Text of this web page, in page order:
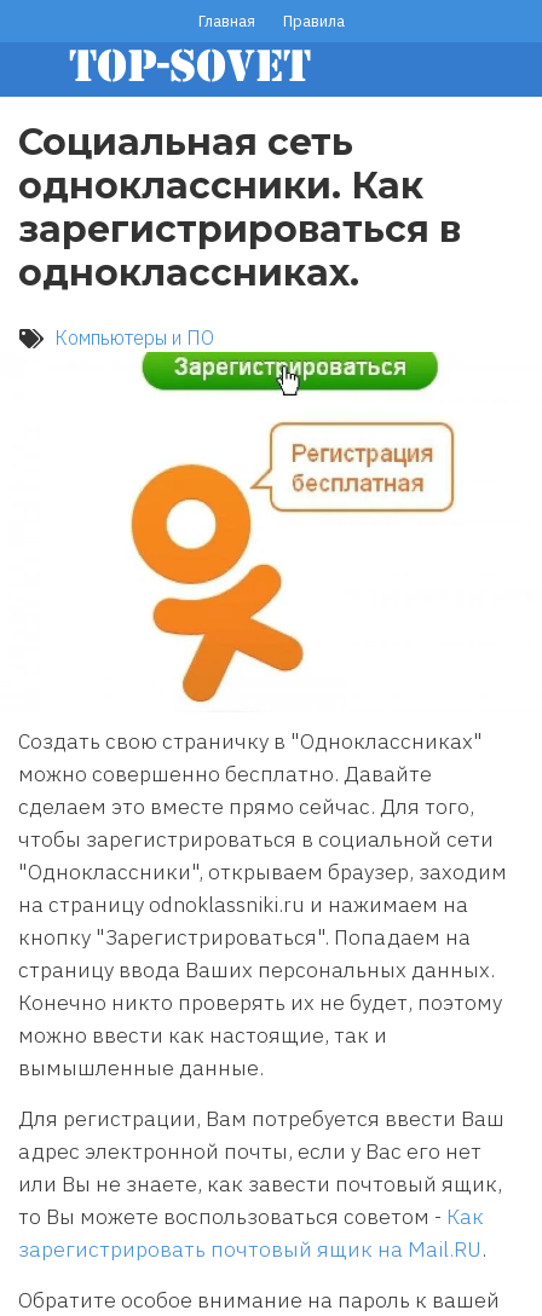
основному
содержанию
footer
menu
Главная Правила
Социальная сеть
одноклассники. Как
зарегистрироваться в
одноклассниках.
Компьютеры и ПО
Создать свою страничку в "Одноклассниках"
можно совершенно бесплатно. Давайте
сделаем это вместе прямо сейчас. Для того,
чтобы зарегистрироваться в социальной сети
"Одноклассники", открываем браузер, заходим
на страницу odnoklassniki.ru и нажимаем на
кнопку "Зарегистрироваться". Попадаем на
страницу ввода Ваших персональных данных.
Конечно никто проверять их не будет, поэтому
можно ввести как настоящие, так и
вымышленные данные.
Для регистрации, Вам потребуется ввести Ваш
адрес электронной почты, если у Вас его нет
или Вы не знаете, как завести почтовый ящик,
то Вы можете воспользоваться советом - Как
зарегистрировать почтовый ящик на Mail.RU.
Обратите особое внимание на пароль к вашей